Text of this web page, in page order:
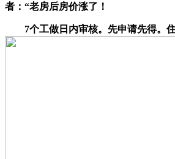
者：“老房后房价涨了！
7个工做日内审核。先申请先得。住